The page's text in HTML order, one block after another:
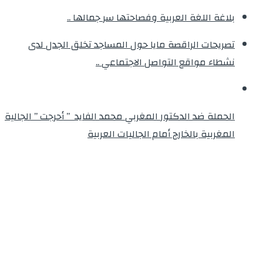
بلاغة اللغة العربية وفصاحتها سر جمالها ..
تصريحات الراقصة مايا حول المساجد تخلق الجدل لدى
نشطاء مواقع التواصل الاجتماعي ..
الحملة ضد الدكتور المغربي محمد الفايد ” أحرجت ” الجالية
المغربية بالخارج أمام الجاليات العربية